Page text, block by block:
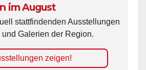
im August
stattfindenden Ausstellungen
Galerien der Region.
zeigen!